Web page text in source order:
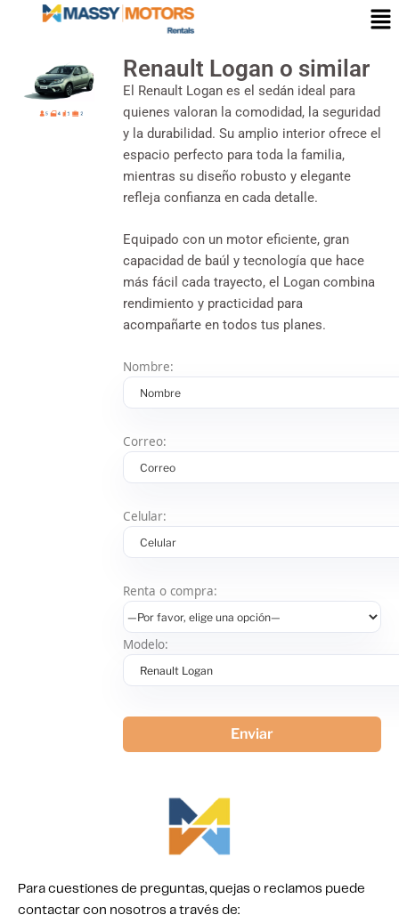
Renault Logan o similar
El Renault Logan es el sedán ideal para
quienes valoran la comodidad, la seguridad
y la durabilidad. Su amplio interior ofrece el
espacio perfecto para toda la familia,
mientras su diseño robusto y elegante
refleja confianza en cada detalle.
Equipado con un motor eficiente, gran
capacidad de baúl y tecnología que hace
más fácil cada trayecto, el Logan combina
rendimiento y practicidad para
acompañarte en todos tus planes.
Nombre:
Correo:
Celular:
Renta o compra:
Modelo:
Para cuestiones de preguntas, quejas o reclamos puede
contactar con nosotros a través de: